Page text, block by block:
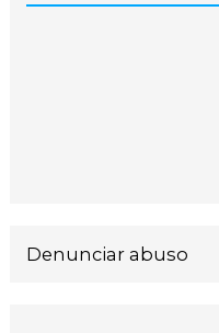
Denunciar abuso